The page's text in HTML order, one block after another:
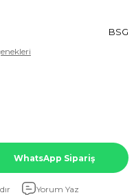
BSG
WhatsApp Sipariş
Yorum Yaz